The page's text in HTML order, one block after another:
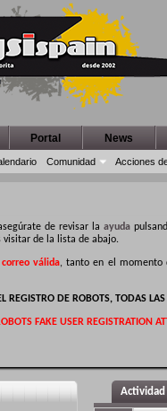
Comunidad Acciones
Portal News
de revisar la ayuda
visitar de la lista de abajo.
válida, tanto en el momento
REGISTRO DE ROBOTS, TODAS
FAKE USER REGISTRATION